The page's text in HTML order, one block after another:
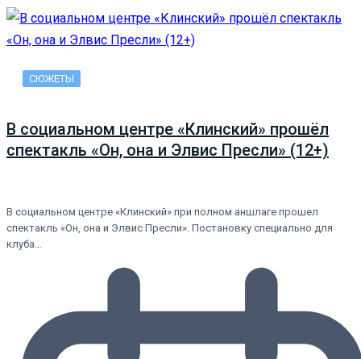
СЮЖЕТЫ
В социальном центре «Клинский» прошёл
спектакль «Он, она и Элвис Пресли» (12+)
В социальном центре «Клинский» при полном аншлаге прошел
спектакль «Он, она и Элвис Пресли». Постановку специально для
клуба…